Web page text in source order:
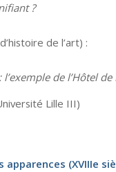
?
de l’art) :
de l’Hôtel
Lille III)
(XVIIIe